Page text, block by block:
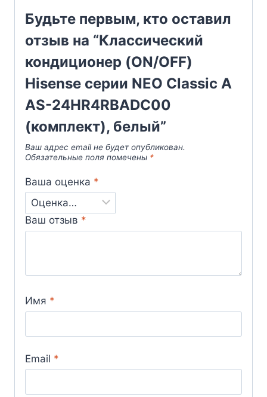
Будьте первым, кто оставил
отзыв на “Классический
кондиционер (ON/OFF)
Hisense серии NEO Classic A
AS-24HR4RBADC00
(комплект), белый”
Ваш адрес email не будет опубликован.
Обязательные поля помечены *
Ваша оценка *
Ваш отзыв *
Имя *
Email *